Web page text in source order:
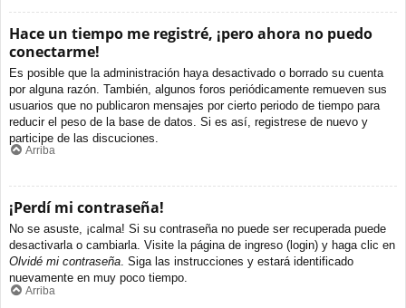
Hace un tiempo me registré, ¡pero ahora no puedo
conectarme!
Es posible que la administración haya desactivado o borrado su cuenta
por alguna razón. También, algunos foros periódicamente remueven sus
usuarios que no publicaron mensajes por cierto periodo de tiempo para
reducir el peso de la base de datos. Si es así, registrese de nuevo y
participe de las discuciones.
Arriba
¡Perdí mi contraseña!
No se asuste, ¡calma! Si su contraseña no puede ser recuperada puede
desactivarla o cambiarla. Visite la página de ingreso (login) y haga clic en
Olvidé mi contraseña. Siga las instrucciones y estará identificado
nuevamente en muy poco tiempo.
Arriba